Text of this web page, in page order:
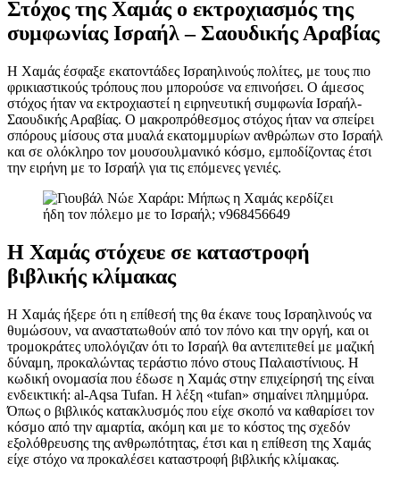
Στόχος της Χαμάς ο εκτροχιασμός της
συμφωνίας Ισραήλ – Σαουδικής Αραβίας
Η Χαμάς έσφαξε εκατοντάδες Ισραηλινούς πολίτες, με τους πιο
φρικιαστικούς τρόπους που μπορούσε να επινοήσει. Ο άμεσος
στόχος ήταν να εκτροχιαστεί η ειρηνευτική συμφωνία Ισραήλ-
Σαουδικής Αραβίας. Ο μακροπρόθεσμος στόχος ήταν να σπείρει
σπόρους μίσους στα μυαλά εκατομμυρίων ανθρώπων στο Ισραήλ
και σε ολόκληρο τον μουσουλμανικό κόσμο, εμποδίζοντας έτσι
την ειρήνη με το Ισραήλ για τις επόμενες γενιές.
Η Χαμάς στόχευε σε καταστροφή
βιβλικής κλίμακας
Η Χαμάς ήξερε ότι η επίθεσή της θα έκανε τους Ισραηλινούς να
θυμώσουν, να αναστατωθούν από τον πόνο και την οργή, και οι
τρομοκράτες υπολόγιζαν ότι το Ισραήλ θα αντεπιτεθεί με μαζική
δύναμη, προκαλώντας τεράστιο πόνο στους Παλαιστίνιους. Η
κωδική ονομασία που έδωσε η Χαμάς στην επιχείρησή της είναι
ενδεικτική: al-Aqsa Tufan. Η λέξη «tufan» σημαίνει πλημμύρα.
Όπως ο βιβλικός κατακλυσμός που είχε σκοπό να καθαρίσει τον
κόσμο από την αμαρτία, ακόμη και με το κόστος της σχεδόν
εξολόθρευσης της ανθρωπότητας, έτσι και η επίθεση της Χαμάς
είχε στόχο να προκαλέσει καταστροφή βιβλικής κλίμακας.